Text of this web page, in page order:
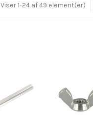
Viser 1-24 af 49 element(er)